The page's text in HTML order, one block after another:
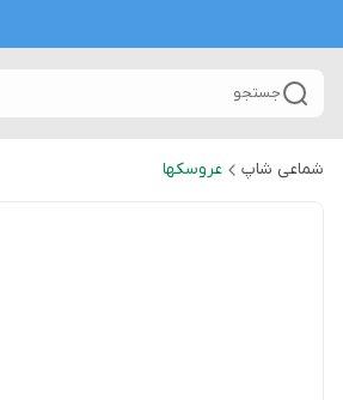
جستجو
شماعی شاپ عروسکها